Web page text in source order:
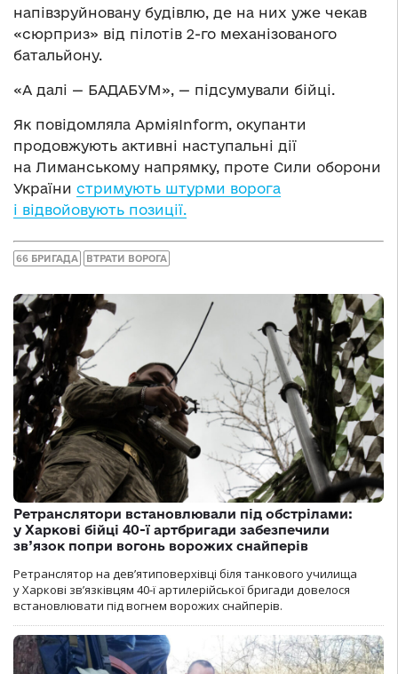
напівзруйновану будівлю, де на них уже чекав
«сюрприз» від пілотів 2-го механізованого
батальйону.
«А далі — БАДАБУМ», — підсумували бійці.
Як повідомляла АрміяInform, окупанти
продовжують активні наступальні дії
на Лиманському напрямку, проте Сили оборони
України стримують штурми ворога
і відвойовують позиції.
66 БРИГАДА ВТРАТИ ВОРОГА
Ретранслятори встановлювали під обстрілами:
у Харкові бійці 40-ї артбригади забезпечили
зв’язок попри вогонь ворожих снайперів
Ретранслятор на дев’ятиповерхівці біля танкового училища
у Харкові зв’язківцям 40-ї артилерійської бригади довелося
встановлювати під вогнем ворожих снайперів.